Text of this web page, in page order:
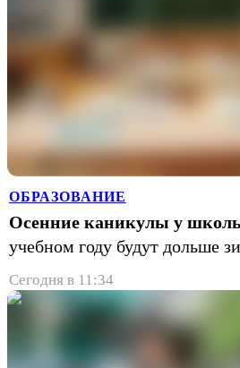
ОБРАЗОВАНИЕ
Осенние каникулы у
учебном году будут дольше
Сегодня в 11:34